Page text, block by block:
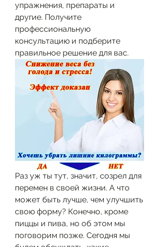
упражнения, препараты и
другие. Получите
профессиональную
консультацию и подберите
правильное решение для вас.
Раз уж ты тут, значит, созрел для
перемен в своей жизни. А что
может быть лучше, чем улучшить
свою форму? Конечно, кроме
пиццы и пива, но об этом мы
поговорим позже. Сегодня мы